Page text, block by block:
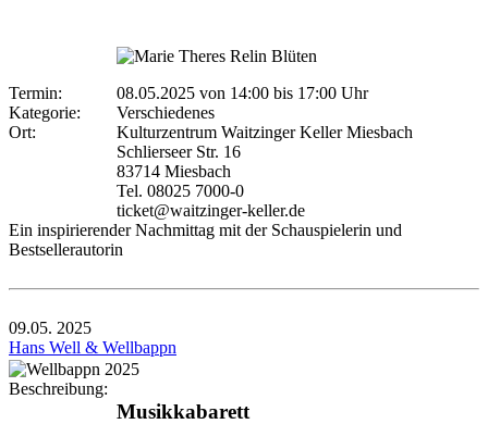
Termin: 08.05.2025 von 14:00 bis 17:00 Uhr
Kategorie:
Verschiedenes
Ort:
Kulturzentrum Waitzinger Keller Miesbach
Schlierseer Str. 16
83714 Miesbach
Tel. 08025 7000-0
ticket@waitzinger-keller.de
Ein inspirierender Nachmittag mit der Schauspielerin und
Bestsellerautorin
09.05. 2025
Hans Well & Wellbappn
Beschreibung:
Musikkabarett